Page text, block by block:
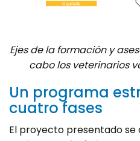
Ejes de la formación y
cabo los veterinarios
Un programa
cuatro fases
El proyecto presentado se